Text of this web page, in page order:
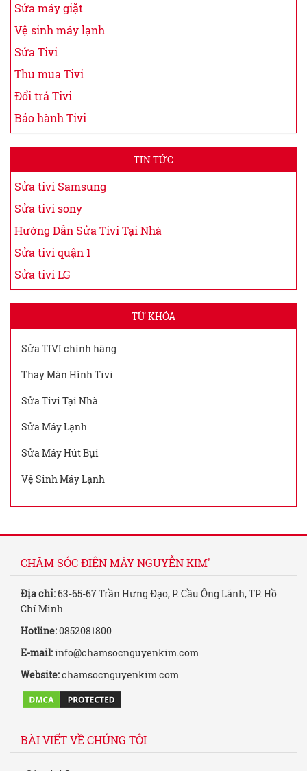
Sửa máy giặt
Vệ sinh máy lạnh
Sửa Tivi
Thu mua Tivi
Đổi trả Tivi
Bảo hành Tivi
TIN TỨC
Sửa tivi Samsung
Sửa tivi sony
Hướng Dẫn Sửa Tivi Tại Nhà
Sửa tivi quận 1
Sửa tivi LG
TỪ KHÓA
Sửa TIVI chính hãng
Thay Màn Hình Tivi
Sửa Tivi Tại Nhà
Sửa Máy Lạnh
Sửa Máy Hút Bụi
Vệ Sinh Máy Lạnh
CHĂM SÓC ĐIỆN MÁY NGUYỄN KIM'
Địa chỉ:63-65-67 Trần Hưng Đạo, P. Cầu Ông Lãnh, TP. Hồ
Chí Minh
Hotline:0852081800
E-mail:info@chamsocnguyenkim.com
Website:chamsocnguyenkim.com
BÀI VIẾT VỀ CHÚNG TÔI